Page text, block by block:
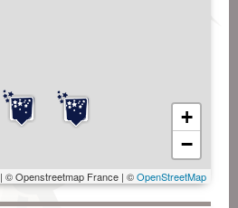
+
−
| © Openstreetmap France | ©OpenStreetMap